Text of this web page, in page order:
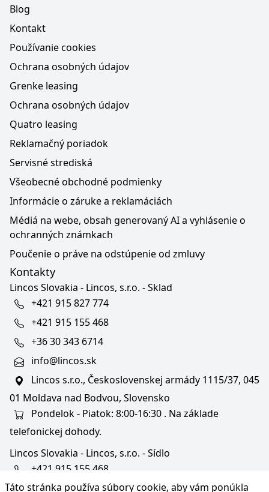
Táto stránka používa súbory cookie, aby vám ponúkla
Blog
Kontakt
Používanie cookies
Ochrana osobných údajov
Grenke leasing
Ochrana osobných údajov
Quatro leasing
Reklamačný poriadok
Servisné strediská
Všeobecné obchodné podmienky
Informácie o záruke a reklamáciách
Médiá na webe, obsah generovaný AI a vyhlásenie o
ochranných známkach
Poučenie o práve na odstúpenie od zmluvy
Kontakty
Lincos Slovakia - Lincos, s.r.o. - Sklad
+421 915 827 774
+421 915 155 468
+36 30 343 6714
info@lincos.sk
Lincos s.r.o., Československej armády 1115/37, 045
01 Moldava nad Bodvou, Slovensko
Pondelok - Piatok: 8:00-16:30 . Na základe
telefonickej dohody.
Lincos Slovakia - Lincos, s.r.o. - Sídlo
+421 915 155 468
+36/30 343 6714